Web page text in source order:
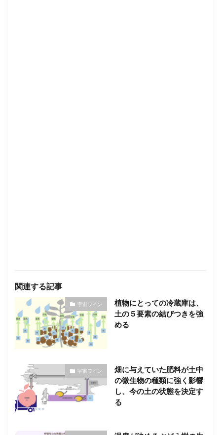
関連する記事
宇宙ワイン
植物にとっての冷蔵庫は、
土の５要素の結びつきを強
める
宇宙ワイン
畑に与えていた肥料が土中
の微生物の種類に強く影響
し、今の土の状態を決定す
る